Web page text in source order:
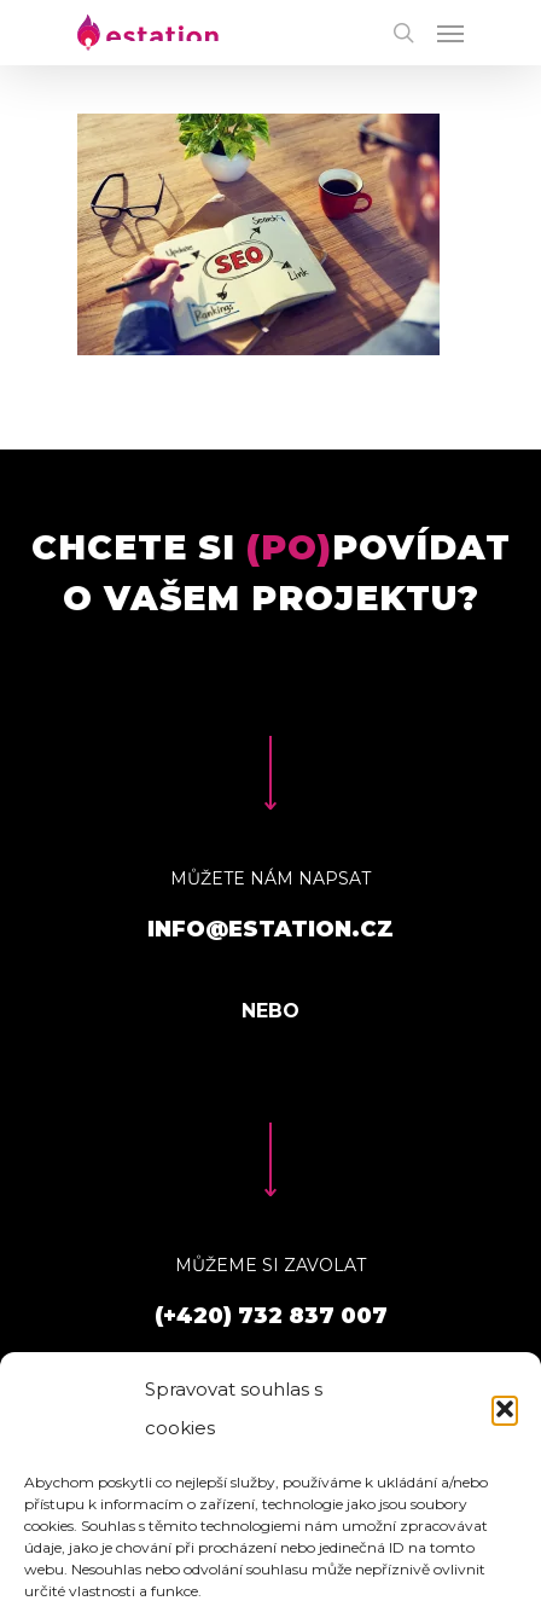
Spravovat souhlas s
cookies
Abychom poskytli co nejlepší služby, používáme k ukládání a/nebo
přístupu k informacím o zařízení, technologie jako jsou soubory
cookies. Souhlas s těmito technologiemi nám umožní zpracovávat
údaje, jako je chování při procházení nebo jedinečná ID na tomto
webu. Nesouhlas nebo odvolání souhlasu může nepříznivě ovlivnit
určité vlastnosti a funkce.
CHCETE SI (PO)POVÍDAT
O VAŠEM PROJEKTU?
MŮŽETE NÁM NAPSAT
INFO@ESTATION.CZ
MŮŽEME SI ZAVOLAT
(+420) 732 837 007